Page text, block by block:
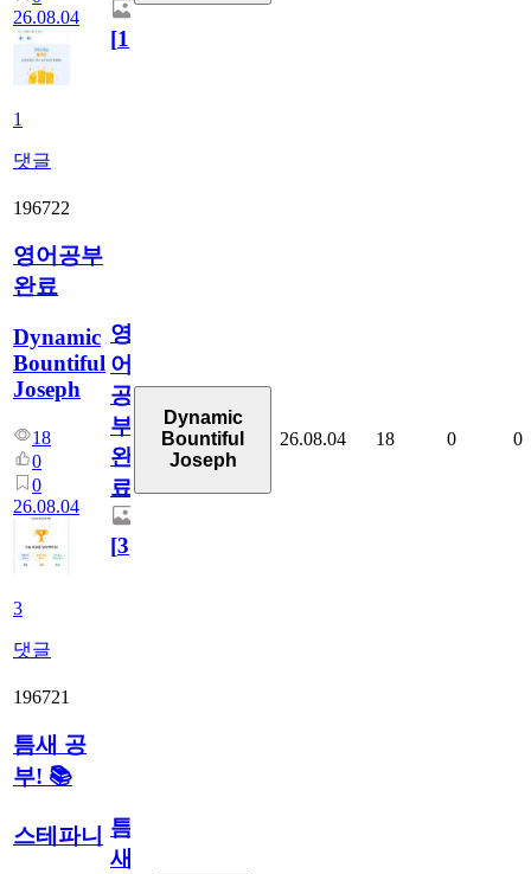
26.08.04
1
댓글
[1]
196722
영어공부
완료
Dynamic
Bountiful
Joseph
18
0
0
26.08.04
3
댓글
영
어
공
부
완
료
[3]
Dynamic
Bountiful
Joseph
26.08.04 18 0 0
196721
틈새 공
부! 📚
스테파니 틈
새